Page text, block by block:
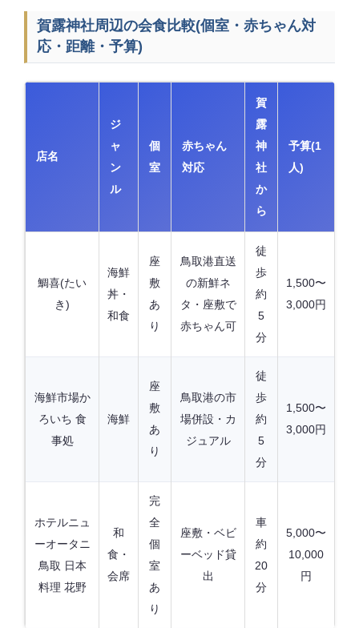
賀露神社周辺の会食比較(個室・赤ちゃん対
応・距離・予算)
店名
ジ
ャ
ン
ル
個
室
赤ちゃん
対応
賀
露
神
社
か
ら
予算(1
人)
鯛喜(たい
き)
海鮮
丼・
和食
座
敷
あ
り
鳥取港直送
の新鮮ネ
タ・座敷で
赤ちゃん可
徒
歩
約
5
分
1,500〜
3,000円
海鮮市場か
ろいち 食
事処
海鮮
座
敷
あ
り
鳥取港の市
場併設・カ
ジュアル
徒
歩
約
5
分
1,500〜
3,000円
ホテルニュ
ーオータニ
鳥取 日本
料理 花野
和
食・
会席
完
全
個
室
あ
り
座敷・ベビ
ーベッド貸
出
車
約
20
分
5,000〜
10,000
円